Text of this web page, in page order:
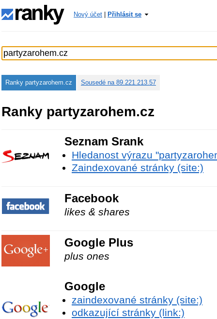
Nový účet Přihlásit se
Ranky partyzarohem.cz Sousedé na 89.221.213.57
Ranky partyzarohem.cz
Seznam Srank
Hledanost výrazu
Zaindexované stránky (site:)
Facebook
likes & shares
Google Plus
plus ones
Google
zaindexované stránky (site:)
odkazující stránky (link:)